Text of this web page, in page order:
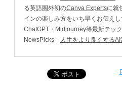
る英語圏外初のCanva Expertsに就
インの楽しみ方をいち早くお伝え
ChatGPT・Midjourney等最新テック
NewsPicks「 人生をより良くするAI